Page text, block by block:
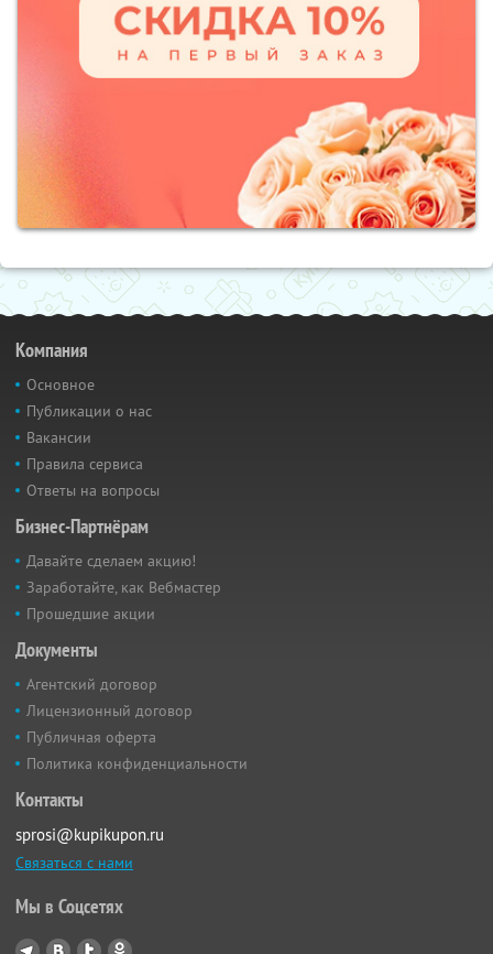
Компания
Основное
Публикации о нас
Вакансии
Правила сервиса
Ответы на вопросы
Бизнес-Партнёрам
Давайте сделаем акцию!
Заработайте, как Вебмастер
Прошедшие акции
Документы
Агентский договор
Лицензионный договор
Публичная оферта
Политика конфиденциальности
Контакты
sprosi@kupikupon.ru
Связаться с нами
Мы в Соцсетях